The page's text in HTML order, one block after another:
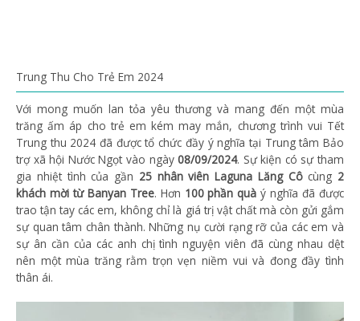
Trung Thu Cho Trẻ Em 2024
Với mong muốn lan tỏa yêu thương và mang đến một mùa
trăng ấm áp cho trẻ em kém may mắn, chương trình vui Tết
Trung thu 2024 đã được tổ chức đầy ý nghĩa tại Trung tâm Bảo
trợ xã hội Nước Ngọt vào ngày08/09/2024. Sự kiện có sự tham
gia nhiệt tình của gần 25 nhân viên Laguna Lăng Côcùng 2
khách mời từ Banyan Tree. Hơn 100 phần quà ý nghĩa đã được
trao tận tay các em, không chỉ là giá trị vật chất mà còn gửi gắm
sự quan tâm chân thành. Những nụ cười rạng rỡ của các em và
sự ân cần của các anh chị tình nguyện viên đã cùng nhau dệt
nên một mùa trăng rằm trọn vẹn niềm vui và đong đầy tình
thân ái.